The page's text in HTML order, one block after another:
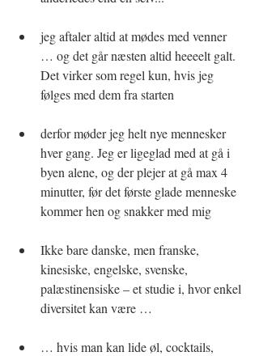
jeg aftaler altid at mødes med venner
… og det går næsten altid heeeelt galt.
Det virker som regel kun, hvis jeg
følges med dem fra starten
derfor møder jeg helt nye mennesker
hver gang. Jeg er ligeglad med at gå i
byen alene, og der plejer at gå max 4
minutter, før det første glade menneske
kommer hen og snakker med mig
Ikke bare danske, men franske,
kinesiske, engelske, svenske,
palæstinensiske – et studie i, hvor enkel
diversitet kan være …
… hvis man kan lide øl, cocktails,